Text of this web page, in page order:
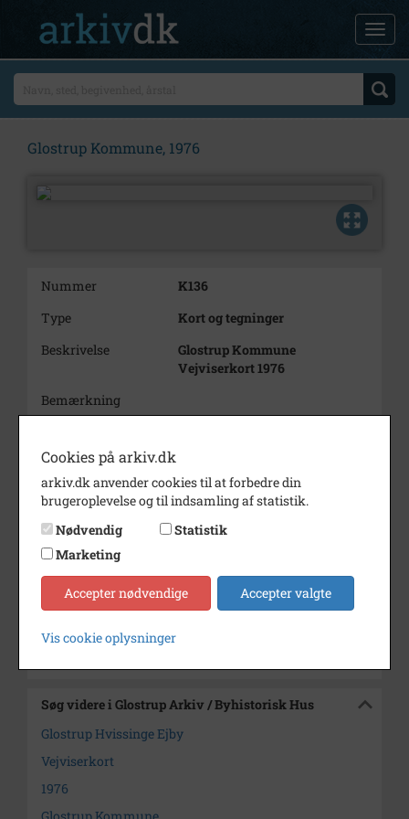
Glostrup Kommune, 1976
Nummer
K136
Type
Kort og tegninger
Beskrivelse
Glostrup Kommune
Vejviserkort 1976
Bemærkning
Dateringsnote
Se på kort
Type
Sogn (1000-2050)
Enhed
Arkiv
Glostrup Arkiv / Byhistorisk
Hus
Kontakt arkivet
Søg videre i Glostrup Arkiv / Byhistorisk Hus
Glostrup Hvissinge Ejby
Vejviserkort
1976
Cookies på arkiv.dk
arkiv.dk anvender cookies til at forbedre din
brugeroplevelse og til indsamling af statistik.
Nødvendig
Statistik
Marketing
Accepter nødvendige Accepter valgte
Vis cookie oplysninger